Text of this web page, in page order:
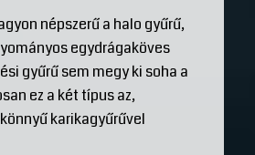
népszerű a halo gyűrű,
egydrágaköves
gyűrű sem megy ki soha a
ez a két típus az,
karikagyűrűvel